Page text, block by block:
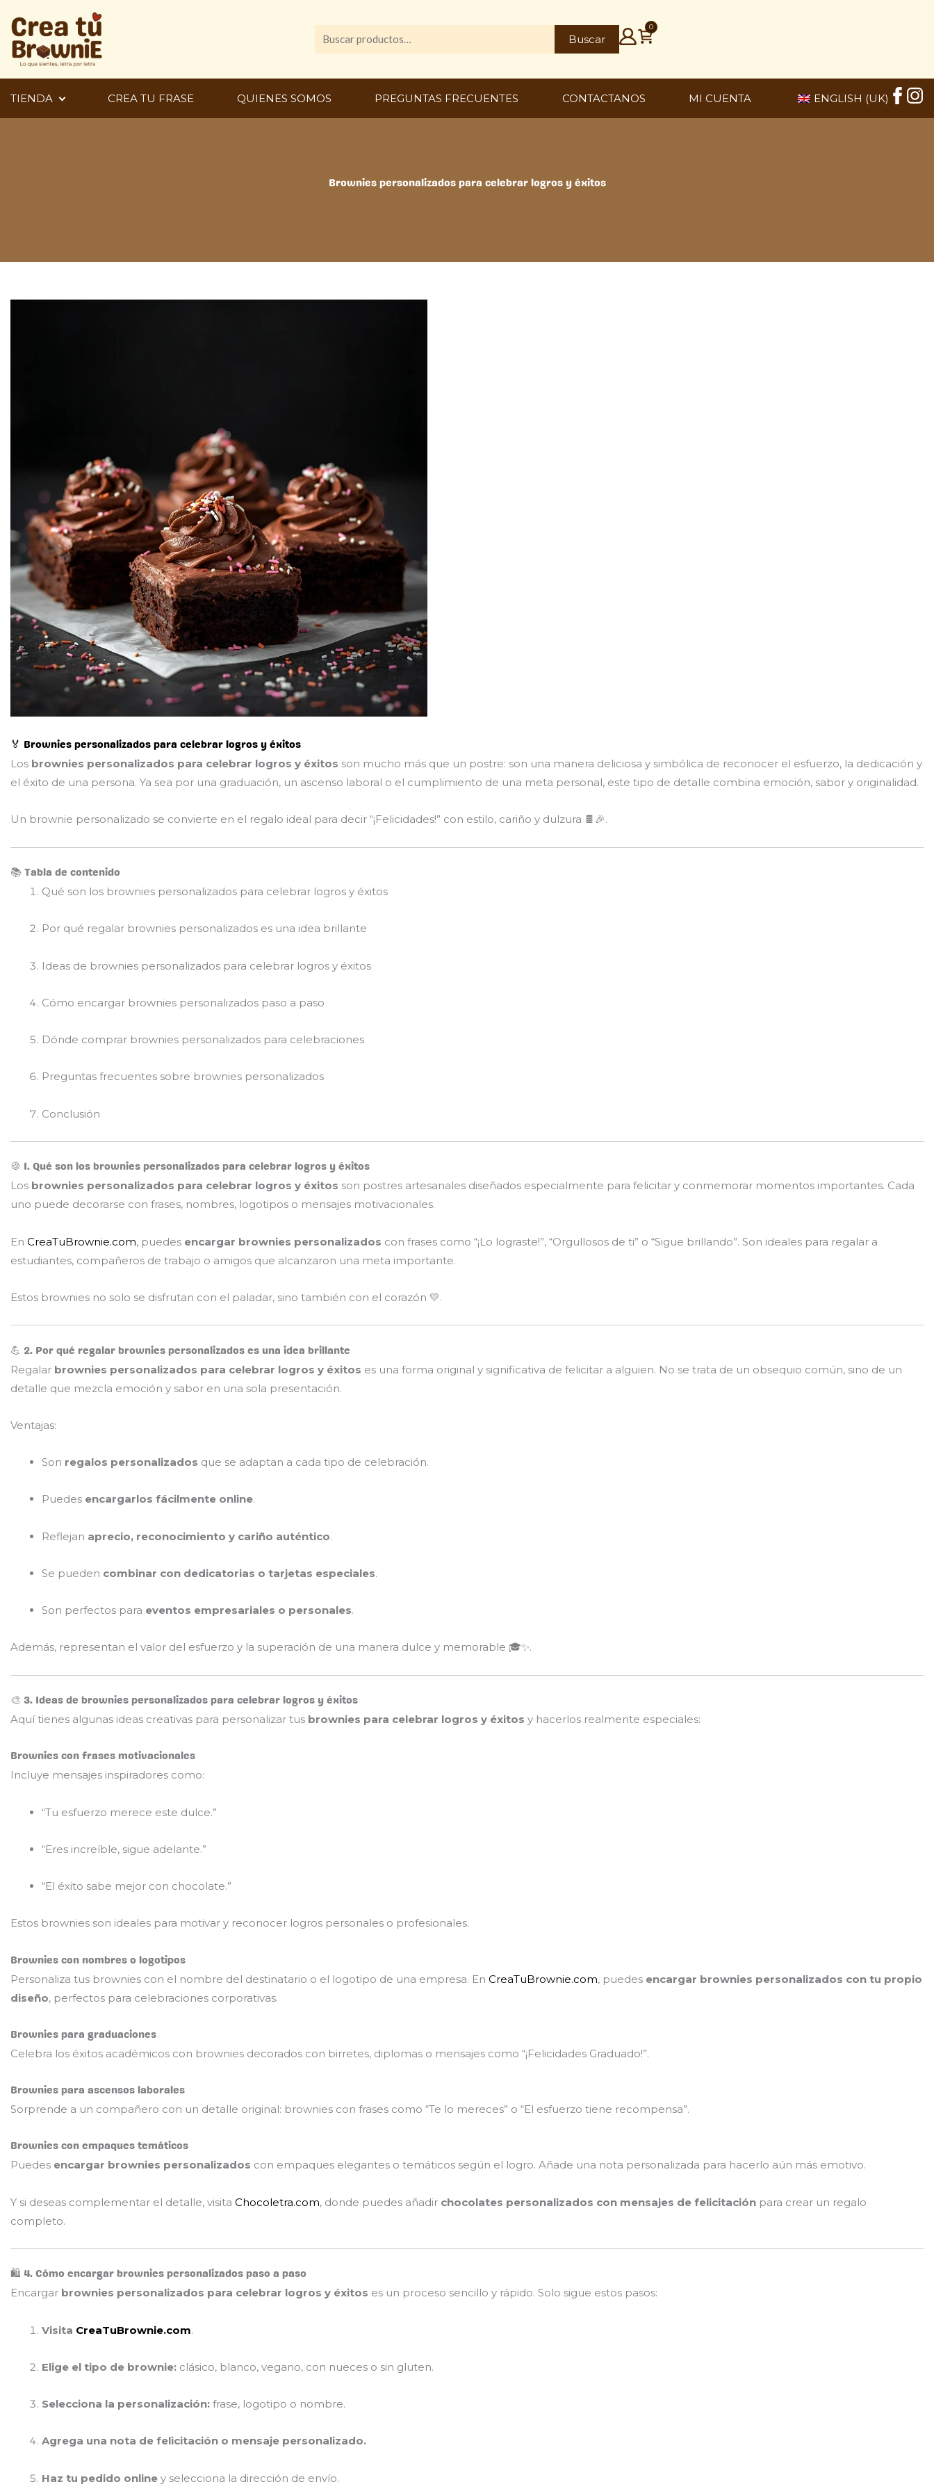
contenido
Buscar
Buscar
0
TIENDA CREA TU FRASE QUIENES SOMOS PREGUNTAS FRECUENTES CONTACTANOS MI CUENTA ENGLISH (UK)
Brownies personalizados para celebrar logros y éxitos
🏅 Brownies personalizados para celebrar logros y éxitos
Los brownies personalizados para celebrar logros y éxitos son mucho más que un postre: son una manera deliciosa y simbólica de reconocer el esfuerzo, la dedicación y
el éxito de una persona. Ya sea por una graduación, un ascenso laboral o el cumplimiento de una meta personal, este tipo de detalle combina emoción, sabor y originalidad.
Un brownie personalizado se convierte en el regalo ideal para decir “¡Felicidades!” con estilo, cariño y dulzura 🍫🎉.
📚 Tabla de contenido
Qué son los brownies personalizados para celebrar logros y éxitos
Por qué regalar brownies personalizados es una idea brillante
Ideas de brownies personalizados para celebrar logros y éxitos
Cómo encargar brownies personalizados paso a paso
Dónde comprar brownies personalizados para celebraciones
Preguntas frecuentes sobre brownies personalizados
Conclusión
🍪 1. Qué son los brownies personalizados para celebrar logros y éxitos
Los brownies personalizados para celebrar logros y éxitos son postres artesanales diseñados especialmente para felicitar y conmemorar momentos importantes. Cada
uno puede decorarse con frases, nombres, logotipos o mensajes motivacionales.
En CreaTuBrownie.com, puedes encargar brownies personalizados con frases como “¡Lo lograste!”, “Orgullosos de ti” o “Sigue brillando”. Son ideales para regalar a
estudiantes, compañeros de trabajo o amigos que alcanzaron una meta importante.
Estos brownies no solo se disfrutan con el paladar, sino también con el corazón 💛.
💪 2. Por qué regalar brownies personalizados es una idea brillante
Regalar brownies personalizados para celebrar logros y éxitos es una forma original y significativa de felicitar a alguien. No se trata de un obsequio común, sino de un
detalle que mezcla emoción y sabor en una sola presentación.
Ventajas:
Son regalos personalizados que se adaptan a cada tipo de celebración.
Puedes encargarlos fácilmente online.
Reflejan aprecio, reconocimiento y cariño auténtico.
Se pueden combinar con dedicatorias o tarjetas especiales.
Son perfectos para eventos empresariales o personales.
Además, representan el valor del esfuerzo y la superación de una manera dulce y memorable 🎓✨.
🎨 3. Ideas de brownies personalizados para celebrar logros y éxitos
Aquí tienes algunas ideas creativas para personalizar tus brownies para celebrar logros y éxitos y hacerlos realmente especiales:
Brownies con frases motivacionales
Incluye mensajes inspiradores como:
“Tu esfuerzo merece este dulce.”
“Eres increíble, sigue adelante.”
“El éxito sabe mejor con chocolate.”
Estos brownies son ideales para motivar y reconocer logros personales o profesionales.
Brownies con nombres o logotipos
Personaliza tus brownies con el nombre del destinatario o el logotipo de una empresa. En CreaTuBrownie.com, puedes encargar brownies personalizados con tu propio
diseño, perfectos para celebraciones corporativas.
Brownies para graduaciones
Celebra los éxitos académicos con brownies decorados con birretes, diplomas o mensajes como “¡Felicidades Graduado!”.
Brownies para ascensos laborales
Sorprende a un compañero con un detalle original: brownies con frases como “Te lo mereces” o “El esfuerzo tiene recompensa”.
Brownies con empaques temáticos
Puedes encargar brownies personalizados con empaques elegantes o temáticos según el logro. Añade una nota personalizada para hacerlo aún más emotivo.
Y si deseas complementar el detalle, visita Chocoletra.com, donde puedes añadir chocolates personalizados con mensajes de felicitación para crear un regalo
completo.
🛍️ 4. Cómo encargar brownies personalizados paso a paso
Encargar brownies personalizados para celebrar logros y éxitos es un proceso sencillo y rápido. Solo sigue estos pasos:
Visita CreaTuBrownie.com.
Elige el tipo de brownie: clásico, blanco, vegano, con nueces o sin gluten.
Selecciona la personalización: frase, logotipo o nombre.
Agrega una nota de felicitación o mensaje personalizado.
Haz tu pedido online y selecciona la dirección de envío.